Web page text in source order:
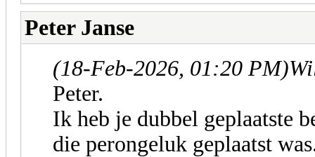
Peter Janse
(18-Feb-2026, 01:20 PM)
Peter.
Ik heb je dubbel geplaatste
die perongeluk geplaatst